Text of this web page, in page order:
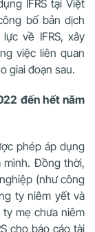
IFRS tại Việt
bố bản dịch
về IFRS, xây
việc liên quan
giai đoạn sau.
đến hết năm
phép áp dụng
mình. Đồng thời,
(như công
ty niêm yết và
mẹ chưa niêm
cho báo cáo tài